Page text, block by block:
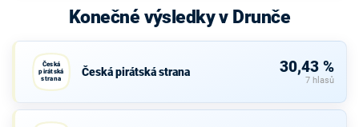
Konečné výsledky v Drunče
Česká
pirátská
strana
Česká pirátská strana 30,43 %
7 hlasů